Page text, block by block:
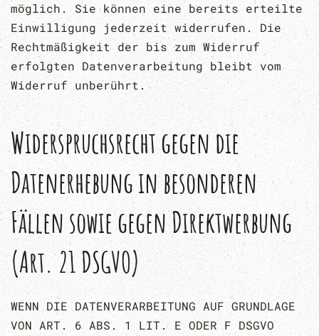
möglich. Sie können eine bereits erteilte
Einwilligung jederzeit widerrufen. Die
Rechtmäßigkeit der bis zum Widerruf
erfolgten Datenverarbeitung bleibt vom
Widerruf unberührt.
Widerspruchsrecht gegen die
Datenerhebung in besonderen
Fällen sowie gegen Direktwerbung
(Art. 21 DSGVO)
WENN DIE DATENVERARBEITUNG AUF GRUNDLAGE
VON ART. 6 ABS. 1 LIT. E ODER F DSGVO